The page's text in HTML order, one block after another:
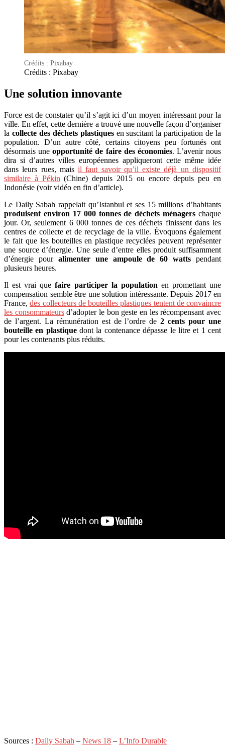
Crédits : Pixabay
Crédits : Pixabay
Une solution innovante
Force est de constater qu’il s’agit ici d’un moyen intéressant pour la
ville. En effet, cette dernière a trouvé une nouvelle façon d’organiser
la collecte des déchets plastiquesen suscitant la participation de la
population. D’un autre côté, certains citoyens peu fortunés ont
désormais uneopportunité de faire des économies. L’avenir nous
dira si d’autres villes européennes appliqueront cette même idée
dans leurs rues, maisil faut savoir qu’il existe déjà un dispositif
similaire à Pékin (Chine) depuis 2015 ou encore depuis peu en
Indonésie (voir vidéo en fin d’article).
Le Daily Sabah rappelait qu’Istanbul et ses 15 millions d’habitants
produisent environ 17 000 tonnes de déchets ménagers chaque
jour. Or, seulement 6 000 tonnes de ces déchets finissent dans les
centres de collecte et de recyclage de la ville. Évoquons également
le fait que les bouteilles en plastique recyclées peuvent représenter
une source d’énergie. Une seule d’entre elles produit suffisamment
d’énergie pour alimenter une ampoule de 60 watts pendant
plusieurs heures.
Il est vrai que faire participer la population en promettant une
compensation semble être une solution intéressante. Depuis 2017 en
France,des collecteurs de bouteilles plastiques tentent de convaincre
les consommateursd’adopter le bon geste en les récompensant avec
de l’argent. La rémunération est de l’ordre de2 cents pour une
bouteille en plastiquedont la contenance dépasse le litre et 1 cent
pour les contenants plus réduits.
Sources : Daily Sabah – News 18 – L’Info Durable